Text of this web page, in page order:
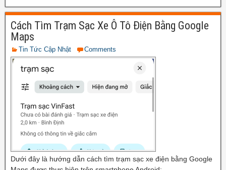
Cách Tìm Trạm Sạc Xe Ô Tô Điện Bằng Google
Maps
Tin Tức Cập Nhật Comments
Dưới đây là hướng dẫn cách tìm trạm sạc xe điện bằng Google